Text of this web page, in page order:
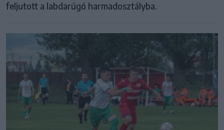
feljutott a labdarúgó harmadosztályba.